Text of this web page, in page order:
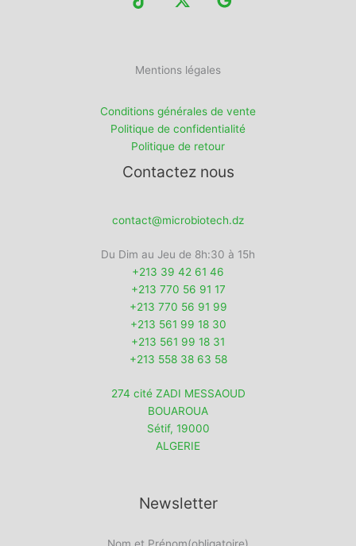
Mentions légales
Conditions générales de vente
Politique de confidentialité
Politique de retour
Contactez nous
contact@microbiotech.dz
Du Dim au Jeu de 8h:30 à 15h
+213 39 42 61 46
+213 770 56 91 17
+213 770 56 91 99
+213 561 99 18 30
+213 561 99 18 31
+213 558 38 63 58
274 cité ZADI MESSAOUD
BOUAROUA
Sétif, 19000
ALGERIE
Newsletter